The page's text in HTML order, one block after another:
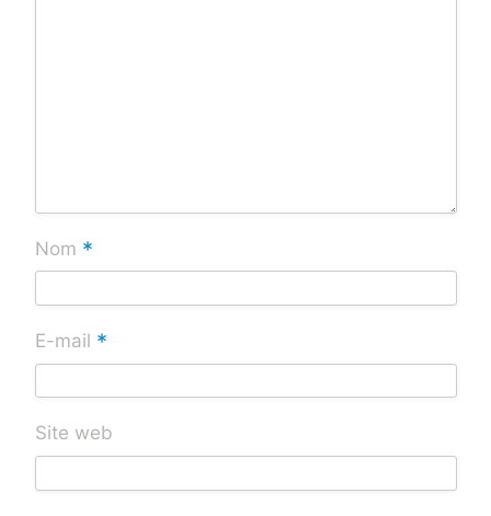
Nom *
E-mail *
Site web